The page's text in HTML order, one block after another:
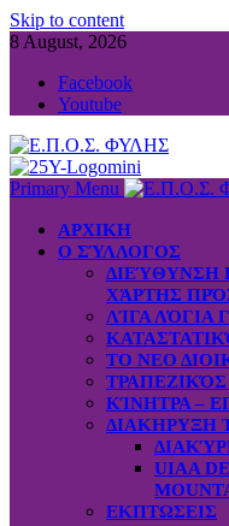
Skip to content
8 August, 2026
Facebook
Youtube
Primary Menu
ΑΡΧΙΚΗ
Ο ΣΎΛΛΟΓΟΣ
ΔΙΕΎΘΥΝΣΗ
ΧΆΡΤΗΣ
ΛΊΓΑ ΛΌΓΙΑ
ΤΟ ΝΕΟ
ΚΊΝΗΤΡΑ –
ΔΙΑΚΗΡΥΞΗ
UIAA
ΕΚΠΤΩΣΕΙΣ